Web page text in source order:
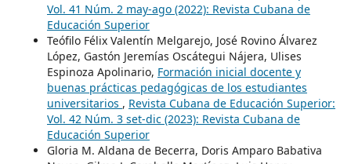
Vol. 41 Núm. 2 may-ago (2022): Revista Cubana de
Educación Superior
Teófilo Félix Valentín Melgarejo, José Rovino Álvarez
López, Gastón Jeremías Oscátegui Nájera, Ulises
Espinoza Apolinario, Formación inicial docente y
buenas prácticas pedagógicas de los estudiantes
universitarios , Revista Cubana de Educación Superior:
Vol. 42 Núm. 3 set-dic (2023): Revista Cubana de
Educación Superior
Gloria M. Aldana de Becerra, Doris Amparo Babativa